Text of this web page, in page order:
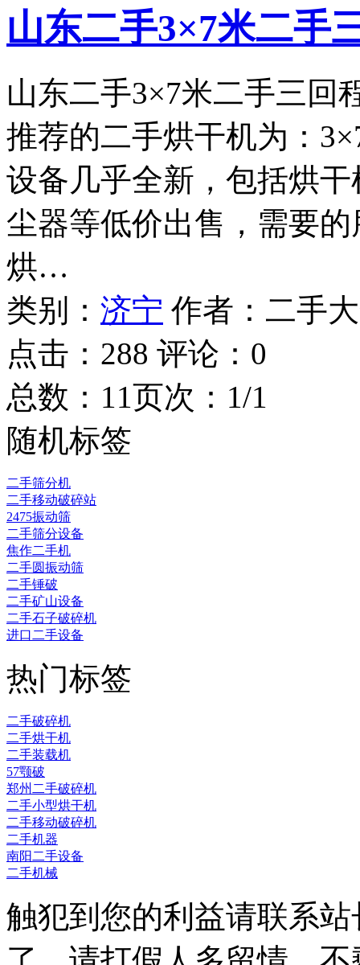
山东二手3×7米二手
山东二手3×7米二手三回
推荐的二手烘干机为：
设备几乎全新，包括烘
尘器等低价出售，需要
烘…
类别： 济宁 作者： 二手
点击： 288 评论： 0
总数：11页次：1/1
随机标签
二手筛分机
二手移动破碎站
2475振动筛
二手筛分设备
焦作二手机
二手圆振动筛
二手锤破
二手矿山设备
二手石子破碎机
进口二手设备
热门标签
二手破碎机
二手烘干机
二手装载机
57颚破
郑州二手破碎机
二手小型烘干机
二手移动破碎机
二手机器
南阳二手设备
二手机械
触犯到您的利益请联系